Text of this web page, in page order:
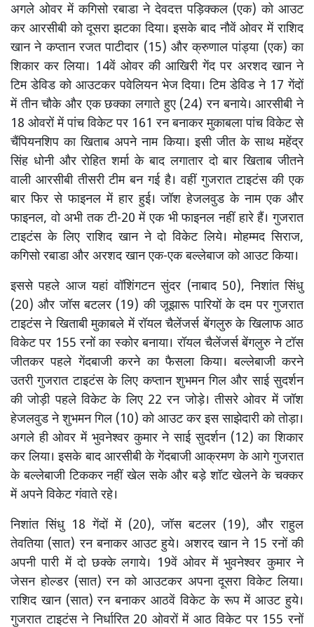
अगले ओवर में कगिसो रबाडा ने देवदत्त पड़िक्कल (एक) को आउट
कर आरसीबी को दूसरा झटका दिया। इसके बाद नौवें ओवर में राशिद
खान ने कप्तान रजत पाटीदार (15) और क्रुणाल पांड्या (एक) का
शिकार कर लिया। 14वें ओवर की आखिरी गेंद पर अरशद खान ने
टिम डेविड को आउटकर पवेलियन भेज दिया। टिम डेविड ने 17 गेंदों
में तीन चौके और एक छक्का लगाते हुए (24) रन बनाये। आरसीबी ने
18 ओवरों में पांच विकेट पर 161 रन बनाकर मुकाबला पांच विकेट से
चैंपियनशिप का खिताब अपने नाम किया। इसी जीत के साथ महेंद्र
सिंह धोनी और रोहित शर्मा के बाद लगातार दो बार खिताब जीतने
वाली आरसीबी तीसरी टीम बन गई है। वहीं गुजरात टाइटंस की एक
बार फिर से फाइनल में हार हुई। जॉश हेजलवुड के नाम एक और
फाइनल, वो अभी तक टी-20 में एक भी फाइनल नहीं हारे हैं। गुजरात
टाइटंस के लिए राशिद खान ने दो विकेट लिये। मोहम्मद सिराज,
कगिसो रबाडा और अरशद खान एक-एक बल्लेबाज को आउट किया।
इससे पहले आज यहां वॉशिंगटन सुंदर (नाबाद 50), निशांत सिंधु
(20) और जॉस बटलर (19) की जूझारू पारियों के दम पर गुजरात
टाइटंस ने खिताबी मुकाबले में रॉयल चैलेंजर्स बेंगलुरु के खिलाफ आठ
विकेट पर 155 रनों का स्कोर बनाया। रॉयल चैलेंजर्स बेंगलुरु ने टॉस
जीतकर पहले गेंदबाजी करने का फैसला किया। बल्लेबाजी करने
उतरी गुजरात टाइटंस के लिए कप्तान शुभमन गिल और साई सुदर्शन
की जोड़ी पहले विकेट के लिए 22 रन जोड़े। तीसरे ओवर में जॉश
हेजलवुड ने शुभमन गिल (10) को आउट कर इस साझेदारी को तोड़ा।
अगले ही ओवर में भुवनेश्वर कुमार ने साई सुदर्शन (12) का शिकार
कर लिया। इसके बाद आरसीबी के गेंदबाजी आक्रमण के आगे गुजरात
के बल्लेबाजी टिककर नहीं खेल सके और बड़े शॉट खेलने के चक्कर
में अपने विकेट गंवाते रहे।
निशांत सिंधु 18 गेंदों में (20), जॉस बटलर (19), और राहुल
तेवतिया (सात) रन बनाकर आउट हुये। अशरद खान ने 15 रनों की
अपनी पारी में दो छक्के लगाये। 19वें ओवर में भुवनेश्वर कुमार ने
जेसन होल्डर (सात) रन को आउटकर अपना दूसरा विकेट लिया।
राशिद खान (सात) रन बनाकर आठवें विकेट के रूप में आउट हुये।
गुजरात टाइटंस ने निर्धारित 20 ओवरों में आठ विकेट पर 155 रनों